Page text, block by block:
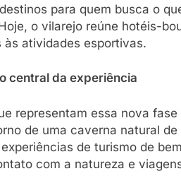
para quem busca o
o vilarejo reúne hotéis-
às atividades esportivas.
central da experiência
representam essa nova
de uma caverna natural
de turismo de
com a natureza e